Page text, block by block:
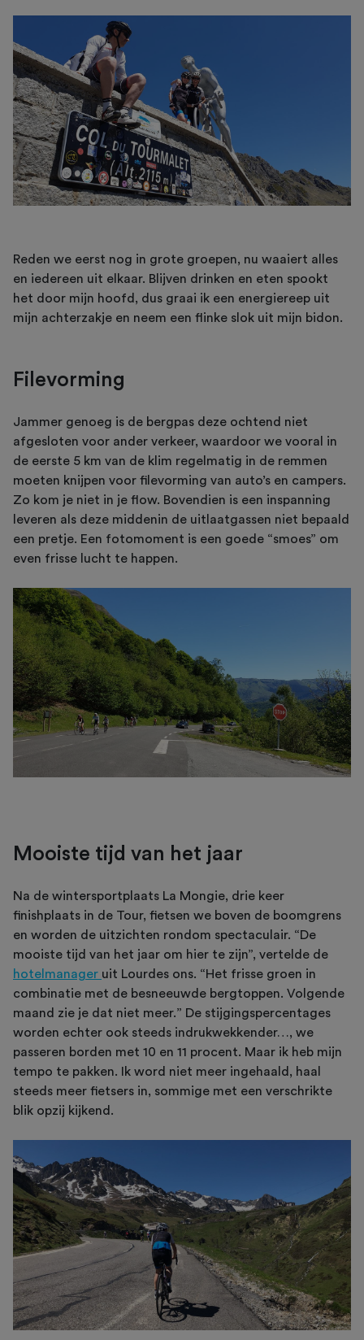
Reden we eerst nog in grote groepen, nu waaiert alles
en iedereen uit elkaar. Blijven drinken en eten spookt
het door mijn hoofd, dus graai ik een energiereep uit
mijn achterzakje en neem een flinke slok uit mijn bidon.
Filevorming
Jammer genoeg is de bergpas deze ochtend niet
afgesloten voor ander verkeer, waardoor we vooral in
de eerste 5 km van de klim regelmatig in de remmen
moeten knijpen voor filevorming van auto’s en campers.
Zo kom je niet in je flow. Bovendien is een inspanning
leveren als deze middenin de uitlaatgassen niet bepaald
een pretje. Een fotomoment is een goede “smoes” om
even frisse lucht te happen.
Mooiste tijd van het jaar
Na de wintersportplaats La Mongie, drie keer
finishplaats in de Tour, fietsen we boven de boomgrens
en worden de uitzichten rondom spectaculair. “De
mooiste tijd van het jaar om hier te zijn”, vertelde de
hotelmanager uit Lourdes ons. “Het frisse groen in
combinatie met de besneeuwde bergtoppen. Volgende
maand zie je dat niet meer.” De stijgingspercentages
worden echter ook steeds indrukwekkender…, we
passeren borden met 10 en 11 procent. Maar ik heb mijn
tempo te pakken. Ik word niet meer ingehaald, haal
steeds meer fietsers in, sommige met een verschrikte
blik opzij kijkend.